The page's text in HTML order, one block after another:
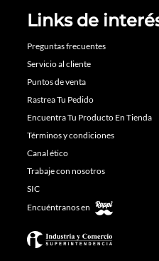
Links de
Preguntas frecuentes
Servicio al cliente
Puntos de venta
Rastrea Tu Pedido
Encuentra Tu Producto En Tienda
Términos y condiciones
Canal ético
Trabaje con nosotros
SIC
Encuéntranos en